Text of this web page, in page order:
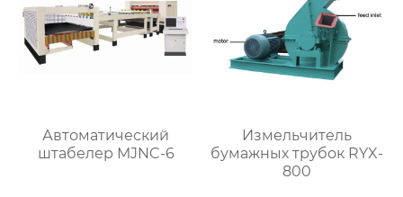
Автоматический
штабелер MJNC-6
Измельчитель
бумажных трубок RYX-
800